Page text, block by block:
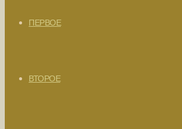
ПЕРВОЕ
ВТОРОЕ